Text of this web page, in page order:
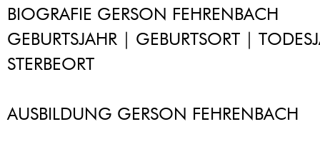
BIOGRAFIE GERSON FEHRENBACH
GEBURTSJAHR | GEBURTSORT |
STERBEORT
AUSBILDUNG GERSON FEHRENBACH